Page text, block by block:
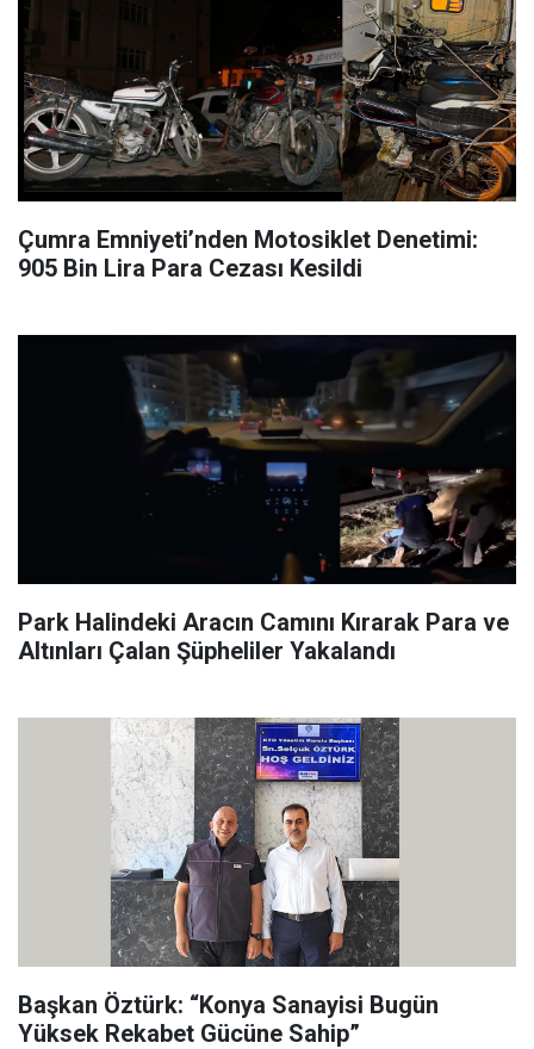
Çumra Emniyeti’nden Motosiklet Denetimi:
905 Bin Lira Para Cezası Kesildi
Park Halindeki Aracın Camını Kırarak Para ve
Altınları Çalan Şüpheliler Yakalandı
Başkan Öztürk: “Konya Sanayisi Bugün
Yüksek Rekabet Gücüne Sahip”